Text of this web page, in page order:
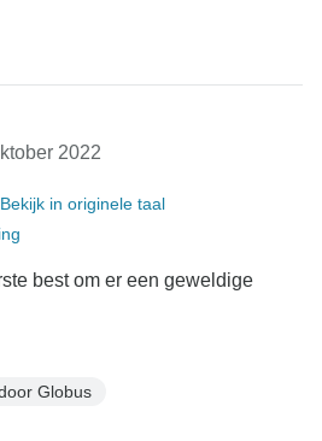
2022
Bekijk in originele taal
best om er een geweldige
Globus